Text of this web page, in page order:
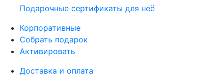
Подарочные сертификаты для неё
Корпоративные
Собрать подарок
Активировать
Доставка и оплата